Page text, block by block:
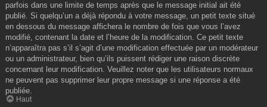
parfois dans une limite de temps après que le message initial ait été
publié. Si quelqu’un a déjà répondu à votre message, un petit texte situé
en dessous du message affichera le nombre de fois que vous l’avez
modifié, contenant la date et l’heure de la modification. Ce petit texte
n’apparaîtra pas s’il s’agit d’une modification effectuée par un modérateur
ou un administrateur, bien qu’ils puissent rédiger une raison discrète
concernant leur modification. Veuillez noter que les utilisateurs normaux
ne peuvent pas supprimer leur propre message si une réponse a été
publiée.
Haut